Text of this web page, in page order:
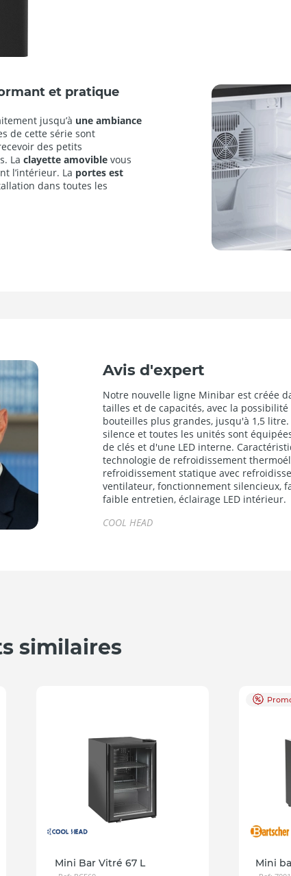
et pratique
jusqu’à une ambiance
de cette série sont
des petits
La clayette amovible vous
l’intérieur. La portes est
dans toutes les
Avis d'expert
Notre nouvelle ligne Minibar est créée
tailles et de capacités, avec la
bouteilles plus grandes, jusqu'à 1,5
silence et toutes les unités sont
de clés et d'une LED interne.
technologie de refroidissement
refroidissement statique avec
ventilateur, fonctionnement silencieux,
faible entretien, éclairage LED intérieur.
COOL HEAD
similaires
Mini Bar Vitré 67 L Mini